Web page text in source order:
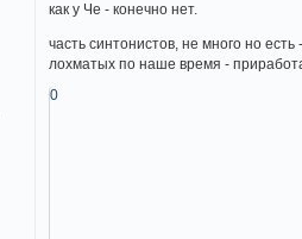
как у Че - конечно нет.
часть синтонистов, не много но
лохматых по наше время -
0